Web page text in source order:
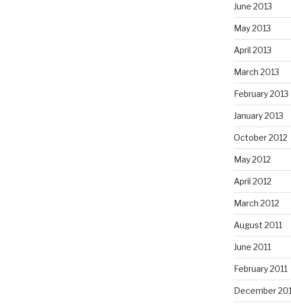
June 2013
May 2013
April 2013
March 2013
February 2013
January 2013
October 2012
May 2012
April 2012
March 2012
August 2011
June 2011
February 2011
December